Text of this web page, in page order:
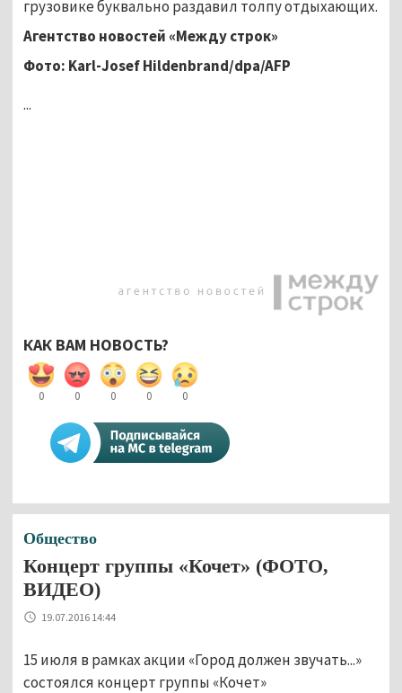
грузовике буквально раздавил толпу отдыхающих.
Агентство новостей «Между строк»
Фото: Karl-Josef Hildenbrand/dpa/AFP
...
КАК ВАМ НОВОСТЬ?
0 0 0 0 0
Общество
Концерт группы «Кочет» (ФОТО,
ВИДЕО)
19.07.2016 14:44
15 июля в рамках акции «Город должен звучать...»
состоялся концерт группы «Кочет»